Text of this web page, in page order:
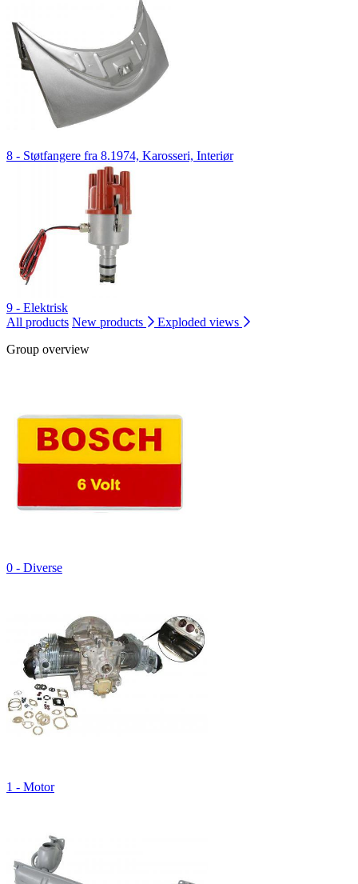
8 - Støtfangere fra 8.1974, Karosseri, Interiør
9 - Elektrisk
All products New products
Exploded views
Group overview
0 - Diverse
1 - Motor